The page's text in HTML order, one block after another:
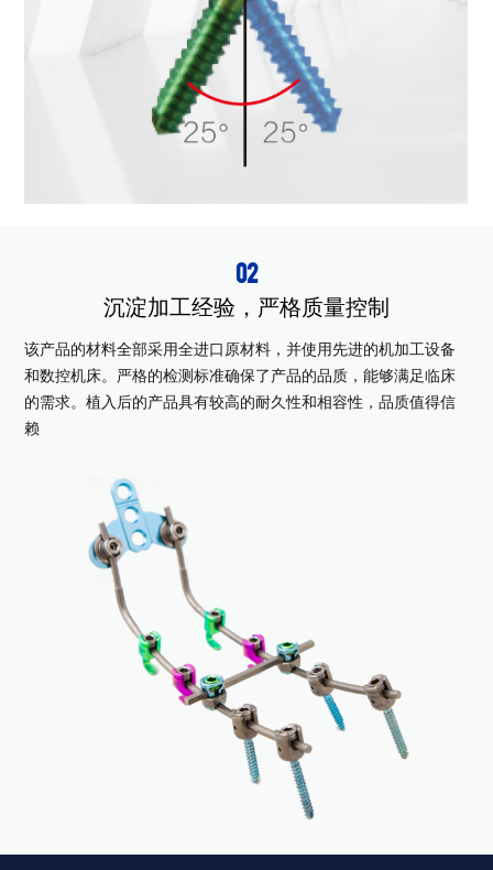
02
沉淀加工经验，严格质量控制
该产品的材料全部采用全进口原材料，并使用先进的机加工设备
和数控机床。严格的检测标准确保了产品的品质，能够满足临床
的需求。植入后的产品具有较高的耐久性和相容性，品质值得信
赖